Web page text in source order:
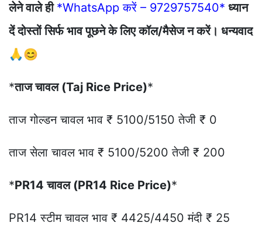
लेने वाले ही *WhatsApp करें – 9729757540* ध्यान
दें दोस्तों सिर्फ भाव पूछने के लिए कॉल/मैसेज न करें। धन्यवाद
🙏😊
*ताज चावल (Taj Rice Price)*
ताज गोल्डन चावल भाव ₹ 5100/5150 तेजी ₹ 0
ताज सेला चावल भाव ₹ 5100/5200 तेजी ₹ 200
*PR14 चावल (PR14 Rice Price)*
PR14 स्टीम चावल भाव ₹ 4425/4450 मंदी ₹ 25